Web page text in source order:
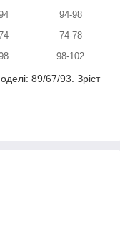
94-98
74-78
98-102
89/67/93. Зріст